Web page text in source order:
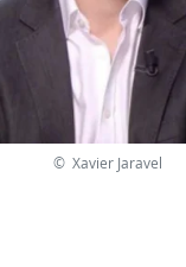
© Xavier Jaravel